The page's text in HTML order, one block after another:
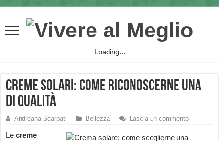
Loading...
Creme solari: come riconoscerne una
di qualità
Andreana Scarpati Bellezza Lascia un commento
Lecreme